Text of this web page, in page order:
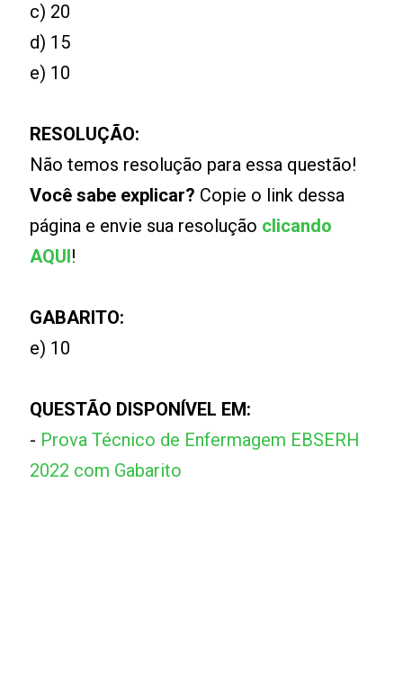
c) 20
d) 15
e) 10
RESOLUÇÃO:
Não temos resolução para essa questão!
Você sabe explicar? Copie o link dessa
página e envie sua resolução clicando
AQUI!
GABARITO:
e) 10
QUESTÃO DISPONÍVEL EM:
- Prova Técnico de Enfermagem EBSERH
2022 com Gabarito